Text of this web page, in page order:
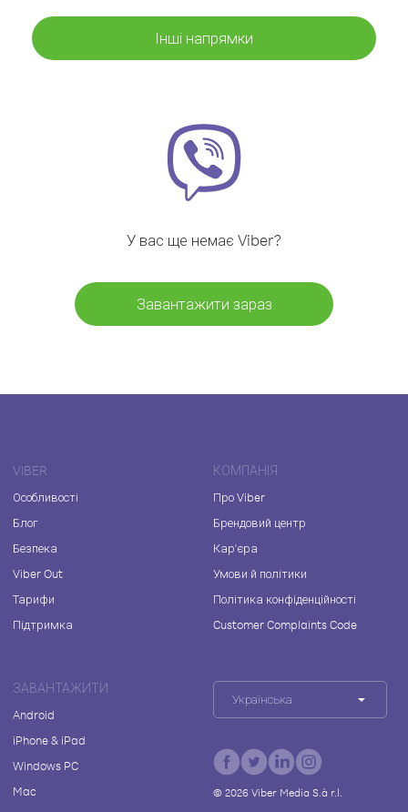
Інші напрямки
У вас ще немає Viber?
Завантажити зараз
VIBER
Особливості
Блог
Безпека
Viber Out
Тарифи
Підтримка
КОМПАНІЯ
Про Viber
Брендовий центр
Кар'єра
Умови й політики
Політика конфіденційності
Customer Complaints Code
ЗАВАНТАЖИТИ
Android
iPhone & iPad
Windows PC
Mac
Українська
© 2026Viber Media S.à r.l.